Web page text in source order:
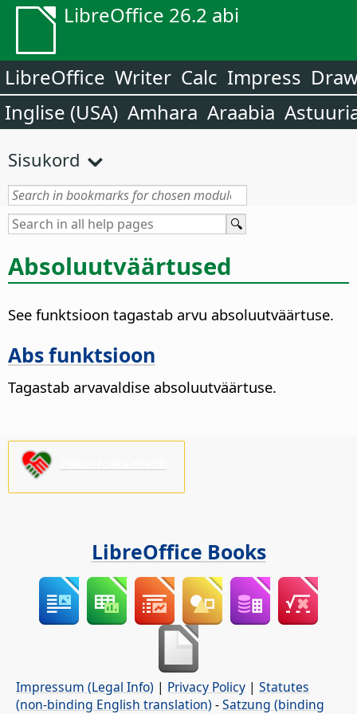
LibreOffice 26.2 abi
LibreOffice Writer Calc Impress
Inglise (USA) Amhara Araabia
Sisukord
Absoluutväärtused
See funktsioon tagastab arvu absoluutväärtuse.
Abs funktsioon
Tagastab arvavaldise absoluutväärtuse.
LibreOffice Books
Impressum (Legal Info) | Privacy Policy | Statutes
(non-binding English translation) -Satzung (binding